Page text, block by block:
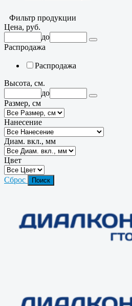
Фильтр продукции
Цена, руб.
до
Распродажа
Распродажа
Высота, см.
до
Размер, см
Нанесение
Диам. вкл., мм
Цвет
Сброс